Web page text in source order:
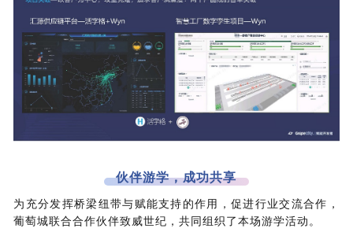
伙伴游学，成功共享
为充分发挥桥梁纽带与赋能支持的作用，促进行业交流合作，
葡萄城联合合作伙伴致威世纪，共同组织了本场游学活动。